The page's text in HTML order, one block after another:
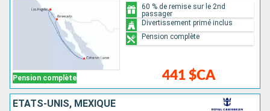
Pension complète 441 $CA
60 % de remise sur le 2nd
passager
Divertissement primé inclus
Pension complète
ÉTATS-UNIS, MEXIQUE